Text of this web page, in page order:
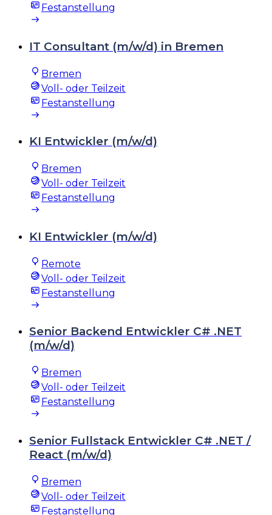
Festanstellung
IT Consultant (m/w/d) in Bremen
Bremen
Voll- oder Teilzeit
Festanstellung
KI Entwickler (m/w/d)
Bremen
Voll- oder Teilzeit
Festanstellung
KI Entwickler (m/w/d)
Remote
Voll- oder Teilzeit
Festanstellung
Senior Backend Entwickler C# .NET
(m/w/d)
Bremen
Voll- oder Teilzeit
Festanstellung
Senior Fullstack Entwickler C# .NET /
React (m/w/d)
Bremen
Voll- oder Teilzeit
Festanstellung